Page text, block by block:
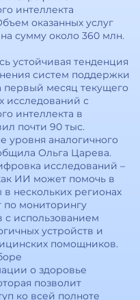
интеллекта
оказанных услуг
сумму около 360 млн.
устойчивая тенденция
систем поддержки
первый месяц текущего
исследований с
интеллекта в
почти 90 тыс.
уровня аналогичного
Ольга Царева.
исследований –
ИИ может помочь в
нескольких регионах
по мониторингу
с использованием
устройств и
помощников.
о здоровье
позволит
ко всей полноте